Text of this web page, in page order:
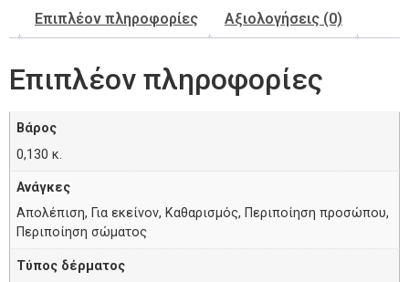
Επιπλέον πληροφορίες Αξιολογήσεις (0)
Επιπλέον πληροφορίες
Βάρος
0,130 κ.
Ανάγκες
Απολέπιση, Για εκείνον, Καθαρισμός, Περιποίηση προσώπου,
Περιποίηση σώματος
Τύπος δέρματος